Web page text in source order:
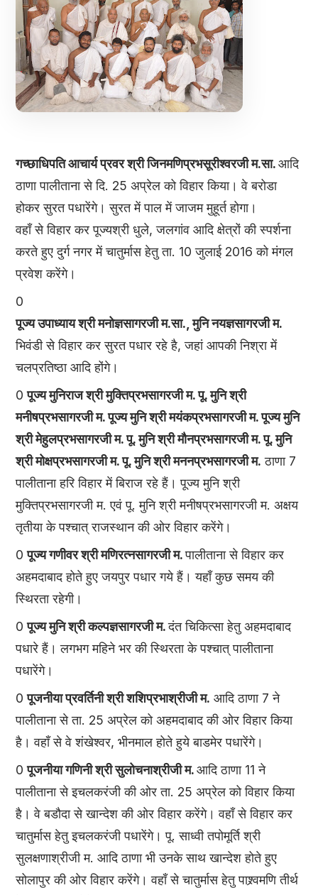
गच्छाधिपति आचार्य प्रवर श्री जिनमणिप्रभसूरीश्वरजी म.सा.आदि
ठाणा पालीताना से दि. 25 अप्रेल को विहार किया। वे बरोडा
होकर सुरत पधारेंगे। सुरत में पाल में जाजम मुहूर्त होगा।
वहाँ से विहार कर पूज्यश्री धुले, जलगांव आदि क्षेत्रों की स्पर्शना
करते हुए दुर्ग नगर में चातुर्मास हेतु ता. 10 जुलाई 2016 को मंगल
प्रवेश करेंगे।
0
पूज्य उपाध्याय श्री मनोज्ञसागरजी म.सा., मुनि नयज्ञसागरजी म.
भिवंडी से विहार कर सुरत पधार रहे है, जहां आपकी निश्रा में
चलप्रतिष्ठा आदि होंगे।
0पूज्य मुनिराज श्री मुक्तिप्रभसागरजी म. पू. मुनि श्री
मनीषप्रभसागरजी म. पूज्य मुनि श्री मयंकप्रभसागरजी म. पूज्य मुनि
श्री मेहुलप्रभसागरजी म. पू. मुनि श्री मौनप्रभसागरजी म. पू. मुनि
श्री मोक्षप्रभसागरजी म. पू. मुनि श्री मननप्रभसागरजी म. ठाणा 7
पालीताना हरि विहार में बिराज रहे हैं। पूज्य मुनि श्री
मुक्तिप्रभसागरजी म. एवं पू. मुनि श्री मनीषप्रभसागरजी म. अक्षय
तृतीया के पश्चात् राजस्थान की ओर विहार करेंगे।
0पूज्य गणीवर श्री मणिरत्नसागरजी म.पालीताना से विहार कर
अहमदाबाद होते हुए जयपुर पधार गये हैं। यहाँ कुछ समय की
स्थिरता रहेगी।
0पूज्य मुनि श्री कल्पज्ञसागरजी म.दंत चिकित्सा हेतु अहमदाबाद
पधारे हैं। लगभग महिने भर की स्थिरता के पश्चात् पालीताना
पधारेंगे।
0पूजनीया प्रवर्तिनी श्री शशिप्रभाश्रीजी म. आदि ठाणा 7 ने
पालीताना से ता. 25 अप्रेल को अहमदाबाद की ओर विहार किया
है। वहाँ से वे शंखेश्वर, भीनमाल होते हुये बाडमेर पधारेंगे।
0पूजनीया गणिनी श्री सुलोचनाश्रीजी म.आदि ठाणा 11 ने
पालीताना से इचलकरंजी की ओर ता. 25 अप्रेल को विहार किया
है। वे बडौदा से खान्देश की ओर विहार करेंगे। वहाँ से विहार कर
चातुर्मास हेतु इचलकरंजी पधारेंगे। पू. साध्वी तपोमूर्ति श्री
सुलक्षणाश्रीजी म. आदि ठाणा भी उनके साथ खान्देश होते हुए
सोलापुर की ओर विहार करेंगे। वहाँ से चातुर्मास हेतु पाश्र्वमणि तीर्थ